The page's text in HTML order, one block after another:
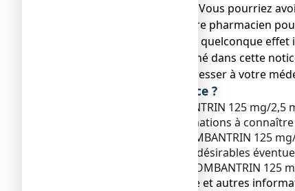
● Gardez cette notice. Vous pourriez
● Adressez-vous à votre pharmacien
● Si vous ressentez un quelconque
ne serait pas mentionné dans cette
● Vous devez vous adresser à votre
Que contient cette notice ?
1. Qu'est-ce que COMBANTRIN 125 mg/
2. Quelles sont les informations à
3. Comment prendre COMBANTRIN 125
4. Quels sont les effets indésirables
5. Comment conserver COMBANTRIN 125
6. Contenu de l’emballage et autres